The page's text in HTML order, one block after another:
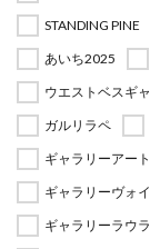
STANDING PINE
あいち2025
ウエストベスギ
ガルリラペ
ギャラリーアー
ギャラリーヴォ
ギャラリーラウラ